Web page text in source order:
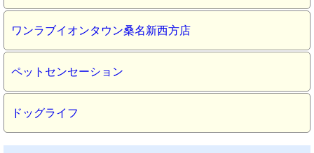
ワンラブイオンタウン桑名新西方店
ペットセンセーション
ドッグライフ